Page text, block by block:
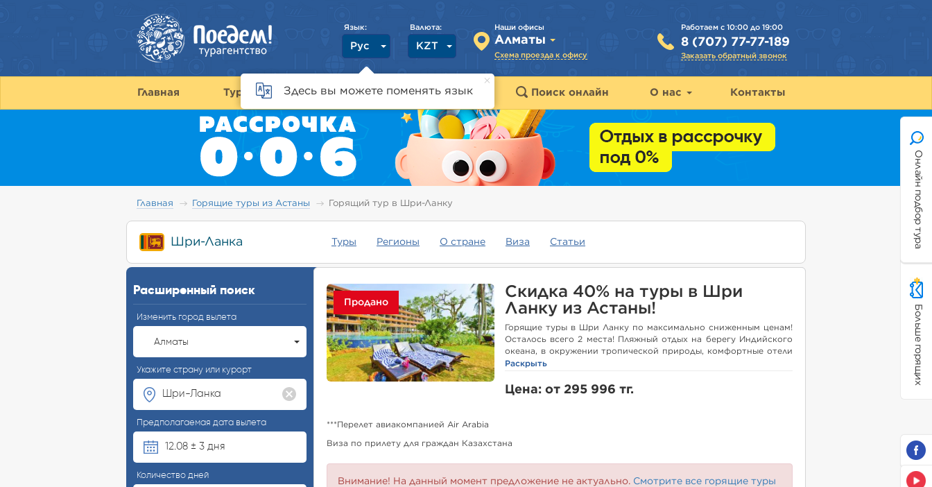
Работаем с 10:00 до 19:00
8 (707) 77-77-189
Заказать обратный звонок
Наши офисы
Алматы
Схема проезда к офису
Валюта:
KZT
Язык:
Рус
Здесь вы можете поменять язык
Главная Туры Страны Горящие туры Поиск онлайн О нас Контакты
Онлайн подбор тура
Больше горящих
Главная Горящие туры из Астаны Горящий тур в Шри-Ланку
Шри-Ланка Туры Регионы О стране Виза Статьи
Расширенный поиск
Изменить город вылета
Алматы
Укажите страну или курорт
Предполагаемая дата вылета
12.08 ± 3 дня
Количество дней
Продано
Скидка 40% на туры в Шри
Ланку из Астаны!
Горящие туры в Шри Ланку по максимально сниженным ценам!
Осталось всего 2 места! Пляжный отдых на берегу Индийского
океана, в окружении тропической природы, комфортные отели
на самом берегу, аюрведические массажи - Шри Ланка
Раскрыть
Цена: от 295 996 тг.
***Перелет авиакомпанией Air Arabia
Виза по прилету для граждан Казахстана
Внимание! На данный момент предложение не актуально. Смотрите все горящие туры